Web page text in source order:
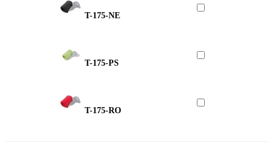
T-175-NE
T-175-PS
T-175-RO